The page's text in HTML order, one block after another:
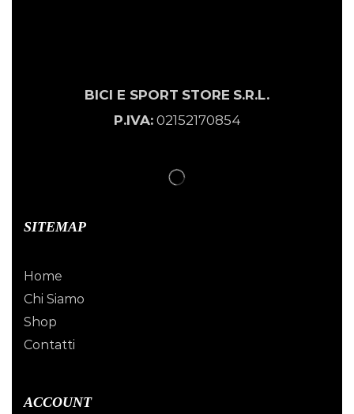
BICI E SPORT STORE S.R.L.
P.IVA:02152170854
SITEMAP
Home
Chi Siamo
Shop
Contatti
ACCOUNT